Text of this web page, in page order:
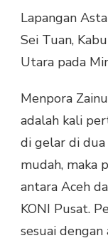
Lapangan
Sei Tuan,
Utara pada
Menpora
adalah kali
di gelar di
mudah, maka
antara Aceh
KONI Pusat.
sesuai